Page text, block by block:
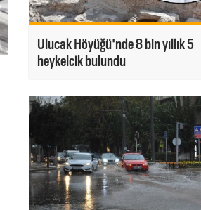
Ulucak Höyüğü'nde 8 bin yıllık 5
heykelcik bulundu